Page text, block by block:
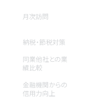
月次訪問
納税・節税対策
同業他社との業
績比較
金融機関からの
信用力向上